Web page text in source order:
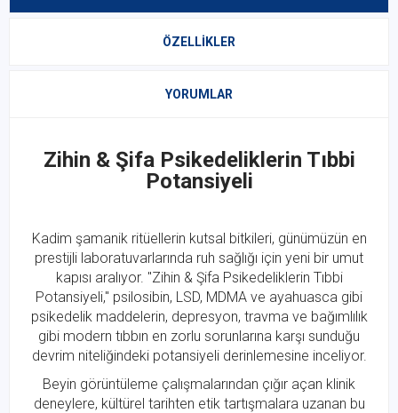
ÖZELLIKLER
YORUMLAR
Zihin & Şifa Psikedeliklerin Tıbbi
Potansiyeli
Kadim şamanik ritüellerin kutsal bitkileri, günümüzün en
prestijli laboratuvarlarında ruh sağlığı için yeni bir umut
kapısı aralıyor. "Zihin & Şifa Psikedeliklerin Tıbbi
Potansiyeli," psilosibin, LSD, MDMA ve ayahuasca gibi
psikedelik maddelerin, depresyon, travma ve bağımlılık
gibi modern tıbbın en zorlu sorunlarına karşı sunduğu
devrim niteliğindeki potansiyeli derinlemesine inceliyor.
Beyin görüntüleme çalışmalarından çığır açan klinik
deneylere, kültürel tarihten etik tartışmalara uzanan bu